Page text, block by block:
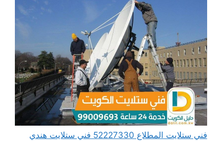
فني ستلايت المطلاع 52227330 فني ستلايت هندي